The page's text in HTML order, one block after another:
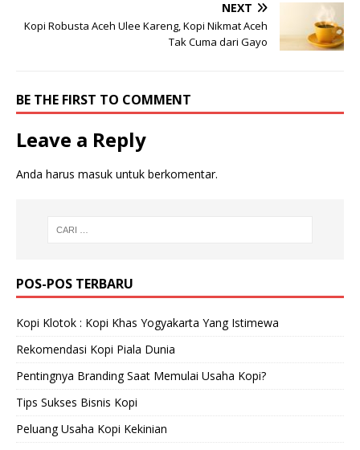
NEXT
Kopi Robusta Aceh Ulee Kareng, Kopi Nikmat Aceh
Tak Cuma dari Gayo
BE THE FIRST TO COMMENT
Leave a Reply
Anda harus masuk untuk berkomentar.
POS-POS TERBARU
Kopi Klotok : Kopi Khas Yogyakarta Yang Istimewa
Rekomendasi Kopi Piala Dunia
Pentingnya Branding Saat Memulai Usaha Kopi?
Tips Sukses Bisnis Kopi
Peluang Usaha Kopi Kekinian